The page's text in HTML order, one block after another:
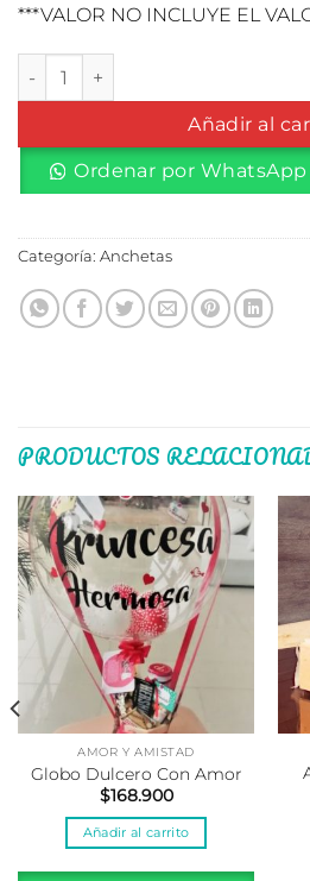
***VALOR NO INCLUYE EL
Cajita #2 cantidad
Añadir al
Ordenar por WhatsApp
Categoría: Anchetas
PRODUCTOS
AMOR Y AMISTAD
Globo Dulcero Con Amor
$168.900
Añadir al carrito